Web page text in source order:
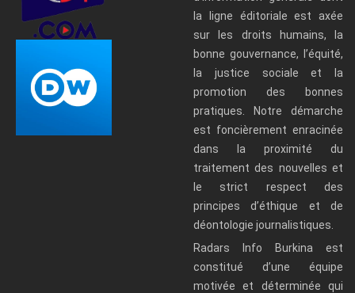
la ligne éditoriale est axée
sur les droits humains, la
bonne gouvernance, l’équité,
la justice sociale et la
promotion des bonnes
pratiques. Notre démarche
est foncièrement enracinée
dans la proximité du
traitement des nouvelles et
le strict respect des
principes d’éthique et de
déontologie journalistiques.
Radars Info Burkina est
constitué d’une équipe
motivée et déterminée qui